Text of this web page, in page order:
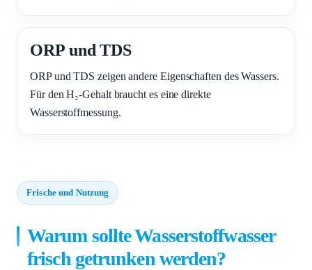
ORP und TDS
ORP und TDS zeigen andere Eigenschaften des Wassers.
Für den H₂-Gehalt braucht es eine direkte
Wasserstoffmessung.
Frische und Nutzung
Warum sollte Wasserstoffwasser
frisch getrunken werden?